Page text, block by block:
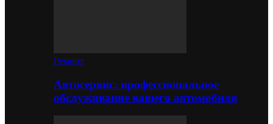
Ремонт
Автосервис: профессиональное
обслуживание вашего автомобиля